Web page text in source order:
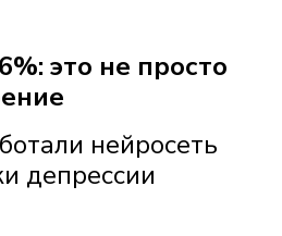
это не просто
нейросеть
депрессии